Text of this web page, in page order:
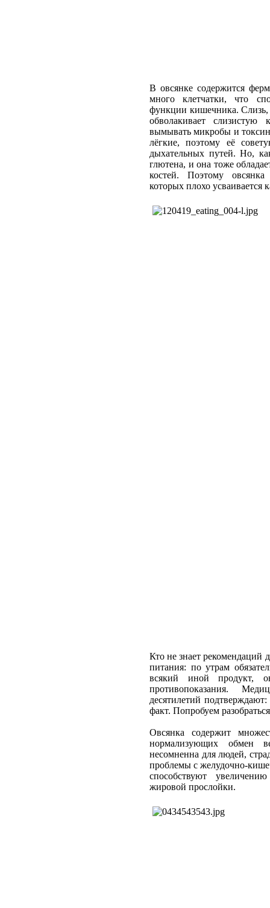
В овсянке содержится
много клетчатки, что
функции кишечника. Слизь,
обволакивает
вымывать микробы и
лёгкие, поэтому её
дыхательных путей. Но,
глютена, и она тоже
костей. Поэтому
которых плохо усваивается
Кто не знает рекомендаций
питания: по утрам
всякий иной продукт,
противопоказания.
десятилетий
факт. Попробуем
Овсянка содержит
нормализующих обмен
несомненна для людей,
проблемы с желудочно-
способствуют
жировой прослойки.